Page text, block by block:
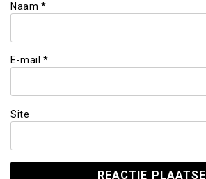
Naam *
E-mail *
Site